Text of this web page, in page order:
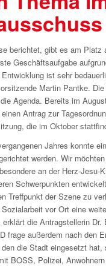
berichtet, gibt es am Platz
Geschäftsaufgabe
ist sehr
Martin Pantke.
Agenda. Bereits im
Antrag zur
die im Oktober
Jahres konnte
werden. Wir
an der Herz-Jesu-
Schwerpunkten
Treffpunkt der Szene zu
vor Ort eine
erklärt die Antragstellerin Dr.
frage außerdem nach den
die Stadt eingesetzt hat,
BOSS, Polizei,